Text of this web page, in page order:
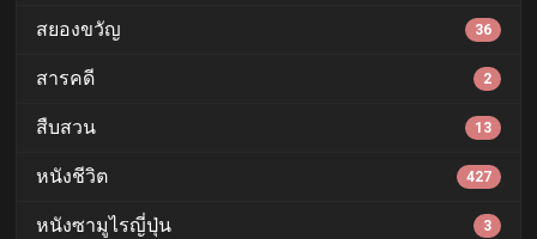
สยองขวัญ 36
สารคดี 2
สืบสวน 13
หนังชีวิต 427
หนังซามูไรญี่ปุ่น 3